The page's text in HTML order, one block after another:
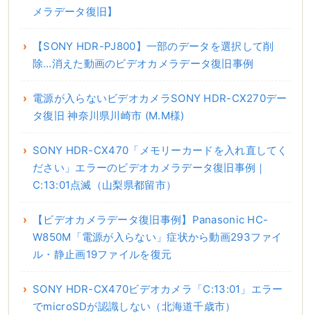
メラデータ復旧】
【SONY HDR-PJ800】一部のデータを選択して削
除…消えた動画のビデオカメラデータ復旧事例
電源が入らないビデオカメラSONY HDR-CX270デー
タ復旧 神奈川県川崎市 (M.M様)
SONY HDR-CX470「メモリーカードを入れ直してく
ださい」エラーのビデオカメラデータ復旧事例｜
C:13:01点滅（山梨県都留市）
【ビデオカメラデータ復旧事例】Panasonic HC-
W850M「電源が入らない」症状から動画293ファイ
ル・静止画19ファイルを復元
SONY HDR-CX470ビデオカメラ「C:13:01」エラー
でmicroSDが認識しない（北海道千歳市）